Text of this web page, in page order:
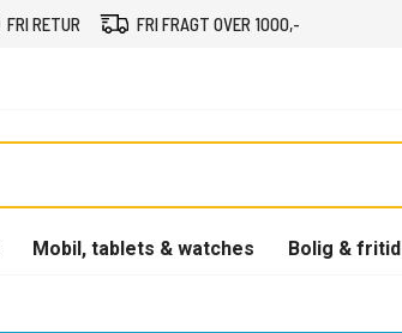
FRI RETUR FRI FRAGT OVER 1000,-
Mobil, tablets & watches Bolig & fritid